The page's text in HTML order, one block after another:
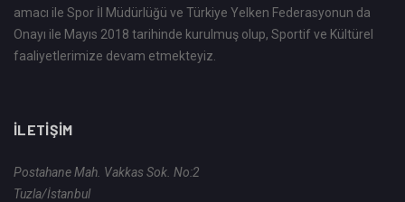
amacı ile Spor İl Müdürlüğü ve Türkiye Yelken Federasyonun da
Onayı ile Mayıs 2018 tarihinde kurulmuş olup, Sportif ve Kültürel
faaliyetlerimize devam etmekteyiz.
İLETIŞIM
Postahane Mah. Vakkas Sok. No:2
Tuzla/İstanbul